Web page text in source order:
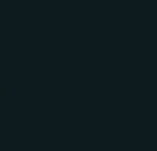
Privacy Policy